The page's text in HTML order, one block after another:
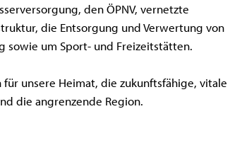
den ÖPNV, vernetzte
die Entsorgung und Verwertung von
sowie um Sport- und Freizeitstätten.
unsere Heimat, die zukunftsfähige, vitale
die angrenzende Region.